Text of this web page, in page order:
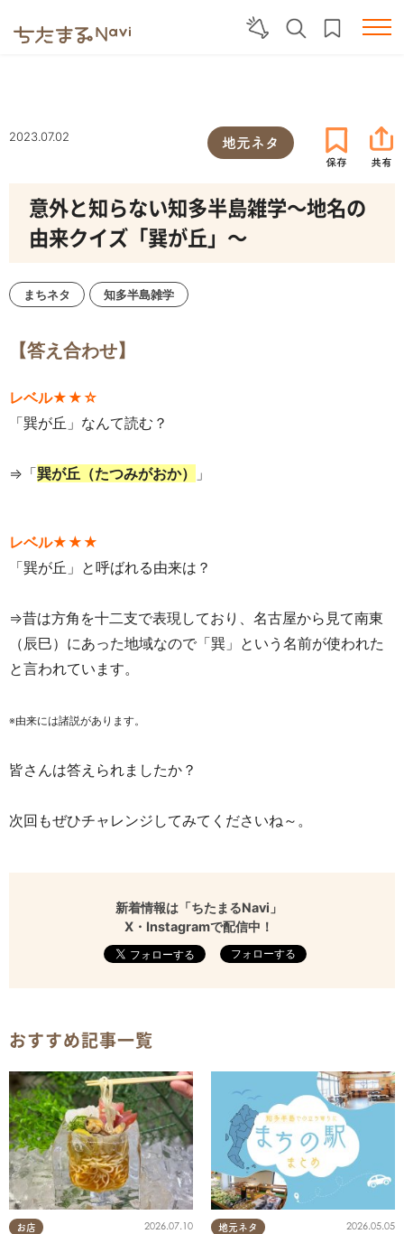
2023.07.02 地元ネタ
意外と知らない知多半島雑学～地名の
由来クイズ「巽が丘」～
まちネタ 知多半島雑学
【答え合わせ】
レベル★★☆
「巽が丘」なんて読む？
⇒「巽が丘（たつみがおか） 」
レベル★★★
「巽が丘」と呼ばれる由来は？
⇒昔は方角を十二支で表現しており、名古屋から見て南東
（辰巳）にあった地域なので「巽」という名前が使われた
と言われています。
※由来には諸説があります。
皆さんは答えられましたか？
次回もぜひチャレンジしてみてくださいね～。
新着情報は「ちたまるNavi」
X・Instagramで配信中！
フォローする
おすすめ記事一覧
お店 2026.07.10 地元ネタ 2026.05.05